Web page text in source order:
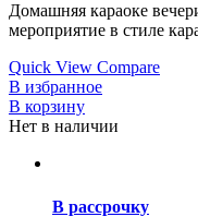
Домашняя караоке
мероприятие в стиле
Quick View Compare
В избранное
В корзину
Нет в наличии
В рассрочку